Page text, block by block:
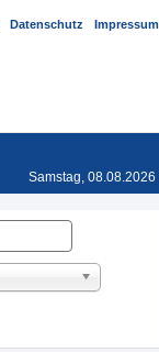
Datenschutz Impressum
Samstag, 08.08.2026